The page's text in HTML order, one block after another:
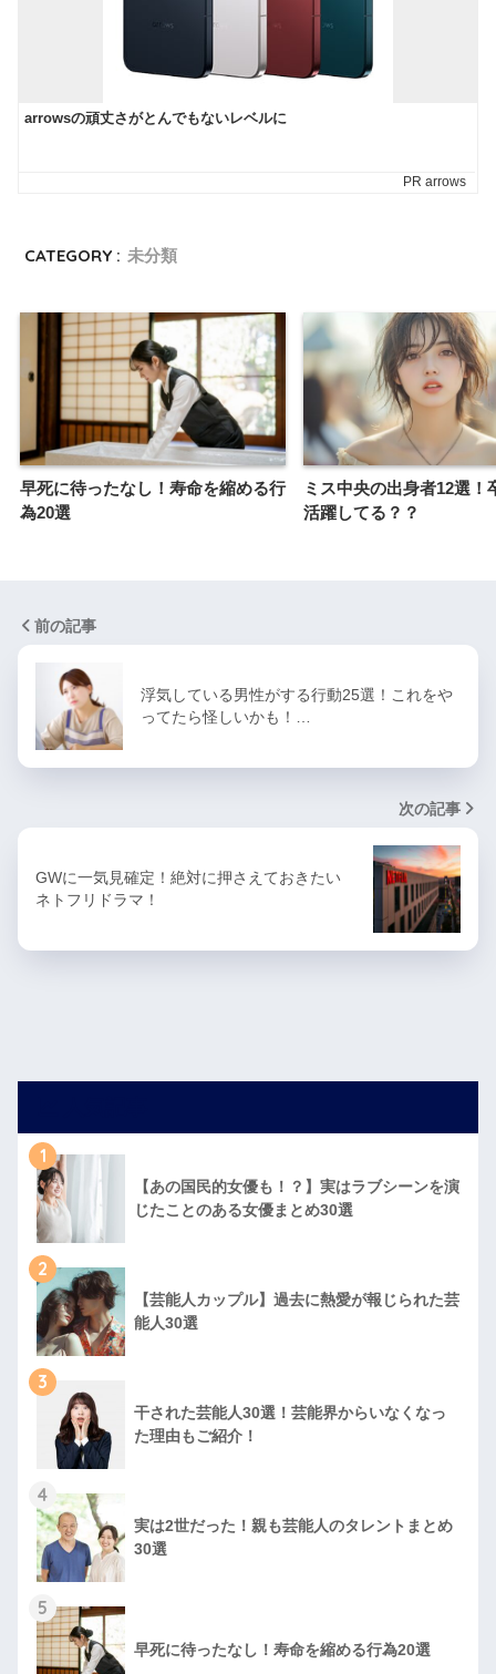
CATEGORY : 未分類
早死に待ったなし！寿命を縮める行
為20選
ミス中央の出身者12選！
活躍してる？？
前の記事
浮気している男性がする行動25選！これをや
ってたら怪しいかも！…
次の記事
GWに一気見確定！絶対に押さえておきたい
ネトフリドラマ！
1
【あの国民的女優も！？】実はラブシーンを演
じたことのある女優まとめ30選
2
【芸能人カップル】過去に熱愛が報じられた芸
能人30選
3
干された芸能人30選！芸能界からいなくなっ
た理由もご紹介！
4
実は2世だった！親も芸能人のタレントまとめ
30選
5
早死に待ったなし！寿命を縮める行為20選